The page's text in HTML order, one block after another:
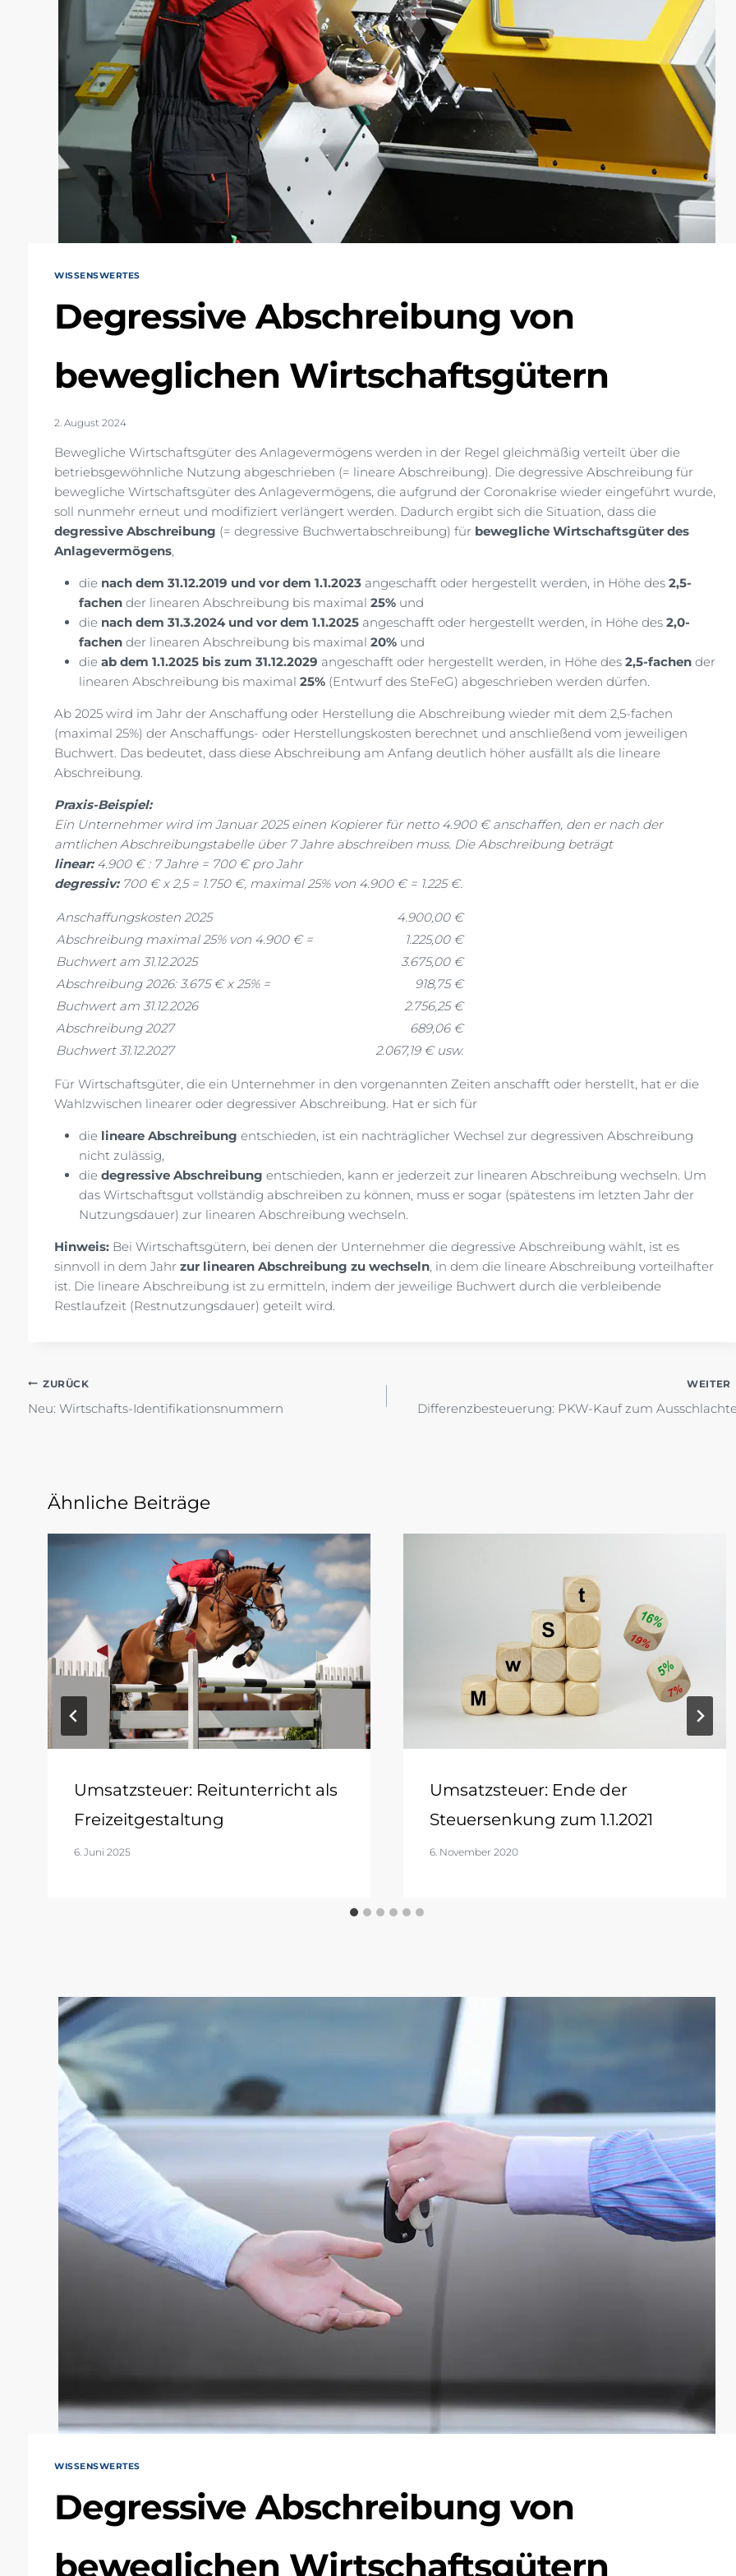
WISSENSWERTES
Degressive Abschreibung von
beweglichen Wirtschaftsgütern
2. August 2024
Bewegliche Wirtschaftsgüter des Anlagevermögens werden in der Regel gleichmäßig verteilt über die
betriebsgewöhnliche Nutzung abgeschrieben (= lineare Abschreibung). Die degressive Abschreibung für
bewegliche Wirtschaftsgüter des Anlagevermögens, die aufgrund der Coronakrise wieder eingeführt wurde,
soll nunmehr erneut und modifiziert verlängert werden. Dadurch ergibt sich die Situation, dass die
degressive Abschreibung (= degressive Buchwertabschreibung) für bewegliche Wirtschaftsgüter des
Anlagevermögens,
die nach dem 31.12.2019 und vor dem 1.1.2023 angeschafft oder hergestellt werden, in Höhe des 2,5-
fachen der linearen Abschreibung bis maximal 25% und
die nach dem 31.3.2024 und vor dem 1.1.2025 angeschafft oder hergestellt werden, in Höhe des 2,0-
fachen der linearen Abschreibung bis maximal 20% und
die ab dem 1.1.2025 bis zum 31.12.2029 angeschafft oder hergestellt werden, in Höhe des 2,5-fachen der
linearen Abschreibung bis maximal 25% (Entwurf des SteFeG) abgeschrieben werden dürfen.
Ab 2025 wird im Jahr der Anschaffung oder Herstellung die Abschreibung wieder mit dem 2,5-fachen
(maximal 25%) der Anschaffungs- oder Herstellungskosten berechnet und anschließend vom jeweiligen
Buchwert. Das bedeutet, dass diese Abschreibung am Anfang deutlich höher ausfällt als die lineare
Abschreibung.
Praxis-Beispiel:
Ein Unternehmer wird im Januar 2025 einen Kopierer für netto 4.900 € anschaffen, den er nach der
amtlichen Abschreibungstabelle über 7 Jahre abschreiben muss. Die Abschreibung beträgt
linear:4.900 € : 7 Jahre = 700 € pro Jahr
degressiv:700 € x 2,5 = 1.750 €, maximal 25% von 4.900 € = 1.225 €.
Anschaffungskosten 2025
4.900,00 €
Abschreibung maximal 25% von 4.900 € =
1.225,00 €
Buchwert am 31.12.2025
3.675,00 €
Abschreibung 2026: 3.675 € x 25% =
918,75 €
Buchwert am 31.12.2026
2.756,25 €
Abschreibung 2027
689,06 €
Buchwert 31.12.2027
2.067,19 € usw.
Für Wirtschaftsgüter, die ein Unternehmer in den vorgenannten Zeiten anschafft oder herstellt, hat er die
Wahlzwischen linearer oder degressiver Abschreibung. Hat er sich für
die lineare Abschreibung entschieden, ist ein nachträglicher Wechsel zur degressiven Abschreibung
nicht zulässig,
die degressive Abschreibung entschieden, kann er jederzeit zur linearen Abschreibung wechseln. Um
das Wirtschaftsgut vollständig abschreiben zu können, muss er sogar (spätestens im letzten Jahr der
Nutzungsdauer) zur linearen Abschreibung wechseln.
Hinweis: Bei Wirtschaftsgütern, bei denen der Unternehmer die degressive Abschreibung wählt, ist es
sinnvoll in dem Jahr zur linearen Abschreibung zu wechseln, in dem die lineare Abschreibung vorteilhafter
ist. Die lineare Abschreibung ist zu ermitteln, indem der jeweilige Buchwert durch die verbleibende
Restlaufzeit (Restnutzungsdauer) geteilt wird.
Beitragsnavigation
ZURÜCK
Neu: Wirtschafts-Identifikationsnummern
WEITER
Differenzbesteuerung: PKW-Kauf zum
Ähnliche Beiträge
Umsatzsteuer: Reitunterricht als
Freizeitgestaltung
6. Juni 2025
Umsatzsteuer: Ende der
Steuersenkung zum 1.1.2021
6. November 2020
WISSENSWERTES
Degressive Abschreibung von
beweglichen Wirtschaftsgütern